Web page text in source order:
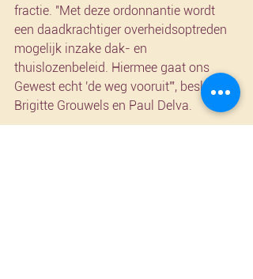
fractie. "Met deze ordonnantie wordt
een daadkrachtiger overheidsoptreden
mogelijk inzake dak- en
thuislozenbeleid. Hiermee gaat ons
Gewest echt 'de weg vooruit'", besluiten
Brigitte Grouwels en Paul Delva.